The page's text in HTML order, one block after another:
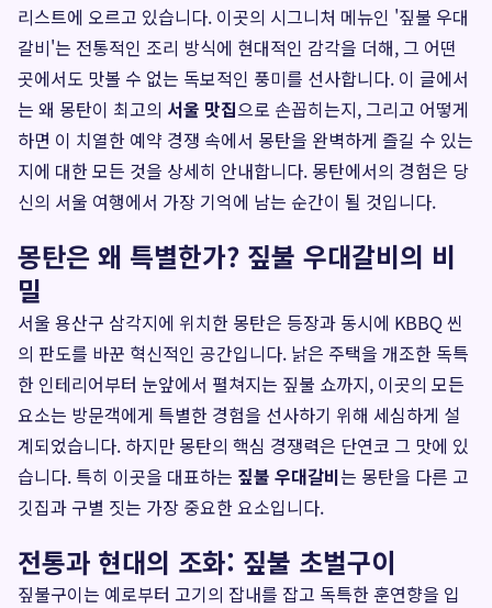
리스트에 오르고 있습니다. 이곳의 시그니처 메뉴인 '짚불 우대
갈비'는 전통적인 조리 방식에 현대적인 감각을 더해, 그 어떤
곳에서도 맛볼 수 없는 독보적인 풍미를 선사합니다. 이 글에서
는 왜 몽탄이 최고의 서울 맛집으로 손꼽히는지, 그리고 어떻게
하면 이 치열한 예약 경쟁 속에서 몽탄을 완벽하게 즐길 수 있는
지에 대한 모든 것을 상세히 안내합니다. 몽탄에서의 경험은 당
신의 서울 여행에서 가장 기억에 남는 순간이 될 것입니다.
몽탄은 왜 특별한가? 짚불 우대갈비의 비
밀
서울 용산구 삼각지에 위치한 몽탄은 등장과 동시에 KBBQ 씬
의 판도를 바꾼 혁신적인 공간입니다. 낡은 주택을 개조한 독특
한 인테리어부터 눈앞에서 펼쳐지는 짚불 쇼까지, 이곳의 모든
요소는 방문객에게 특별한 경험을 선사하기 위해 세심하게 설
계되었습니다. 하지만 몽탄의 핵심 경쟁력은 단연코 그 맛에 있
습니다. 특히 이곳을 대표하는 짚불 우대갈비는 몽탄을 다른 고
깃집과 구별 짓는 가장 중요한 요소입니다.
전통과 현대의 조화: 짚불 초벌구이
짚불구이는 예로부터 고기의 잡내를 잡고 독특한 훈연향을 입